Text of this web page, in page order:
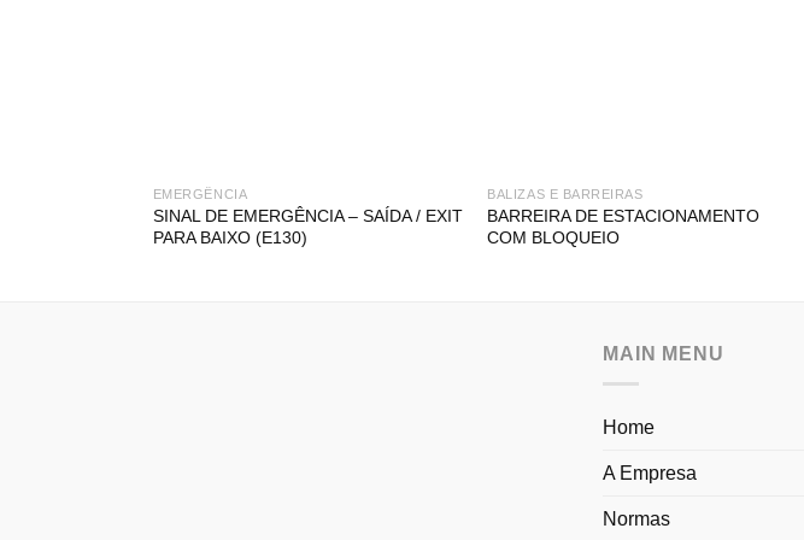
EMERGÊNCIA
SINAL DE EMERGÊNCIA – SAÍDA / EXIT
PARA BAIXO (E130)
BALIZAS E BARREIRAS
BARREIRA DE ESTACIONAMENTO
COM BLOQUEIO
MAIN MENU
Home
A Empresa
Normas